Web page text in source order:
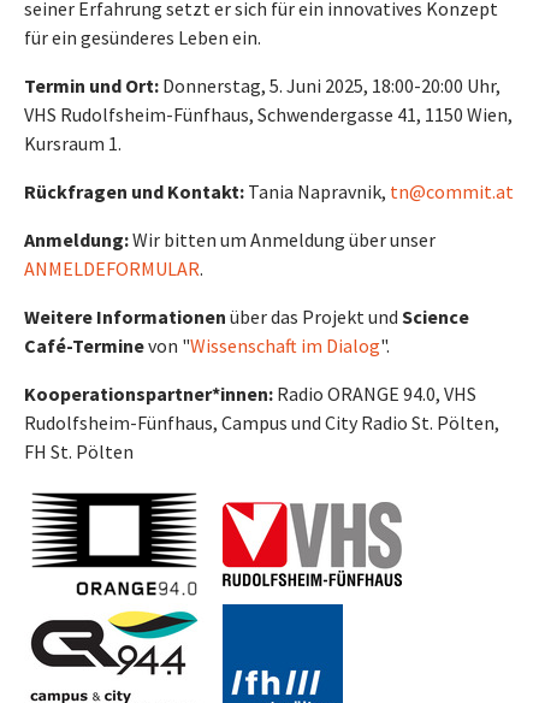
seiner Erfahrung setzt er sich für ein innovatives Konzept
für ein gesünderes Leben ein.
Termin und Ort: Donnerstag, 5. Juni 2025, 18:00-20:00 Uhr,
VHS Rudolfsheim-Fünfhaus, Schwendergasse 41, 1150 Wien,
Kursraum 1.
Rückfragen und Kontakt: Tania Napravnik, tn@commit.at
Anmeldung:Wir bitten um Anmeldung über unser
ANMELDEFORMULAR.
Weitere Informationen über das Projekt und Science
Café-Terminevon "Wissenschaft im Dialog".
Kooperationspartner*innen: Radio ORANGE 94.0, VHS
Rudolfsheim-Fünfhaus, Campus und City Radio St. Pölten,
FH St. Pölten